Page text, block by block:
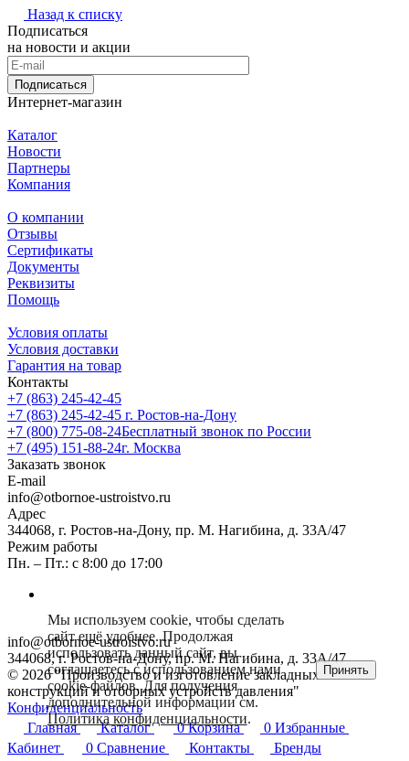
Назад к списку
Подписаться
на новости и акции
Подписаться
Интернет-магазин
Каталог
Новости
Партнеры
Компания
О компании
Отзывы
Сертификаты
Документы
Реквизиты
Помощь
Условия оплаты
Условия доставки
Гарантия на товар
Контакты
+7 (863) 245-42-45
+7 (863) 245-42-45 г. Ростов-на-Дону
+7 (800) 775-08-24Бесплатный звонок по России
+7 (495) 151-88-24г. Москва
Заказать звонок
E-mail
info@otbornoe-ustroistvo.ru
Адрес
344068, г. Ростов-на-Дону, пр. М. Нагибина, д. 33А/47
Режим работы
Пн. – Пт.: с 8:00 до 17:00
info@otbornoe-ustroistvo.ru
344068, г. Ростов-на-Дону, пр. М. Нагибина, д. 33А/47
© 2026 "Производство и изготовление закладных
конструкций и отборных устройств давления"
Конфиденциальность
Главная
Каталог 0 Корзина 0 Избранные
Кабинет
0 Сравнение Контакты Бренды
Мы используем cookie, чтобы сделать
сайт ещё удобнее. Продолжая
использовать данный сайт, вы
соглашаетесь с использованием нами
cookie-файлов. Для получения
дополнительной информации см.
Политика конфиденциальности.
Принять